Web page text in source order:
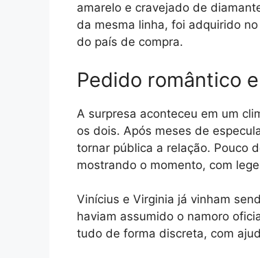
amarelo e cravejado de
da mesma linha, foi adquirido
do país de compra.
Pedido romântico
A surpresa aconteceu em um
os dois. Após meses de
tornar pública a relação. Pouco
mostrando o momento, com
Vinícius e Virginia já vinham
haviam assumido o namoro
tudo de forma discreta, com